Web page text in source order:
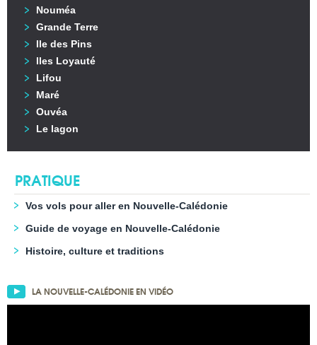
Nouméa
Grande Terre
Ile des Pins
Iles Loyauté
Lifou
Maré
Ouvéa
Le lagon
PRATIQUE
Vos vols pour aller en Nouvelle-Calédonie
Guide de voyage en Nouvelle-Calédonie
Histoire, culture et traditions
LA NOUVELLE-CALÉDONIE EN VIDÉO